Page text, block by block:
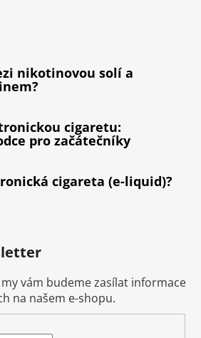
nikotinovou solí a
cigaretu:
pro začátečníky
cigareta (e-liquid)?
vám budeme zasílat informace
na našem e-shopu.